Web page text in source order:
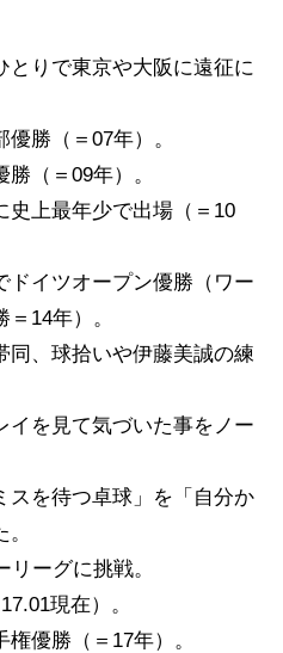
とりで東京や大阪に遠征に
勝（＝07年）。
（＝09年）。
史上最年少で出場（＝10
ドイツオープン優勝（ワー
14年）。
同、球拾いや伊藤美誠の練
を見て気づいた事をノー
スを待つ卓球」を「自分か
リーグに挑戦。
現在）。
優勝（＝17年）。